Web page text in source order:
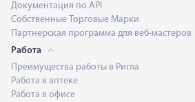
Документация по API
Собственные Торговые Марки
Партнерская программа для веб-мастеров
Работа
Преимущества работы в Ригла
Работа в аптеке
Работа в офисе